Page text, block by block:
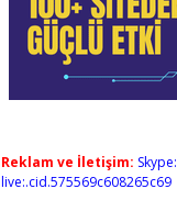
Reklam ve İletişim: Skype:
live:.cid.575569c608265c69